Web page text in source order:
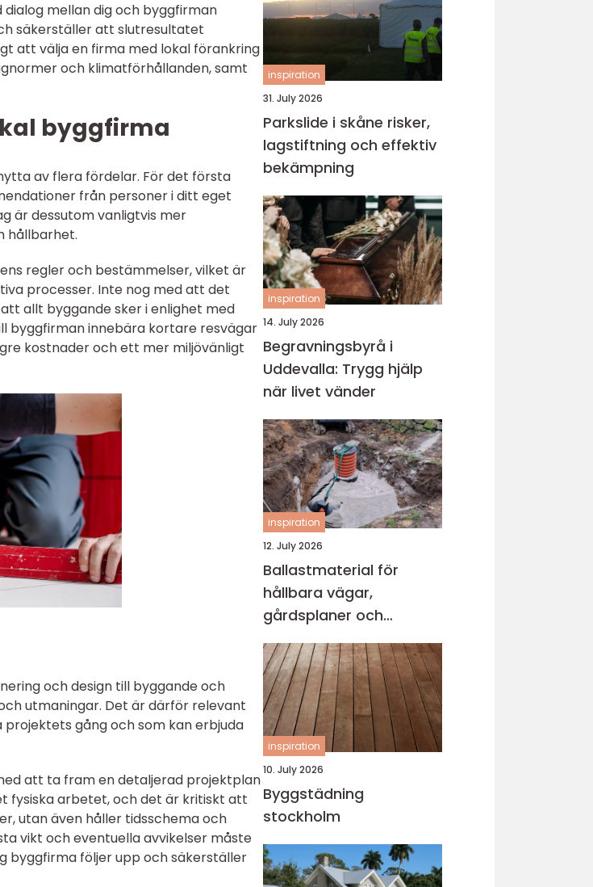
mellan dig och byggfirman
säkerställer att slutresultatet
att välja en firma med lokal förankring
och klimatförhållanden, samt
byggfirma
av flera fördelar. För det första
från personer i ditt eget
är dessutom vanligtvis mer
hållbarhet.
regler och bestämmelser, vilket är
processer. Inte nog med att det
allt byggande sker i enlighet med
byggfirman innebära kortare resvägar
kostnader och ett mer miljövänligt
och design till byggande och
utmaningar. Det är därför relevant
gång och som kan erbjuda
att ta fram en detaljerad projektplan
fysiska arbetet, och det är kritiskt att
utan även håller tidsschema och
vikt och eventuella avvikelser måste
byggfirma följer upp och säkerställer
inspiration
31. July 2026
Parkslide i skåne risker,
lagstiftning och effektiv
bekämpning
inspiration
14. July 2026
Begravningsbyrå i
Uddevalla: Trygg hjälp
när livet vänder
inspiration
12. July 2026
Ballastmaterial för
hållbara vägar,
gårdsplaner och
byggprojekt
inspiration
10. July 2026
Byggstädning
stockholm